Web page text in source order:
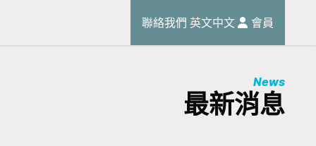
聯絡我們 英文中文 會員
News
最新消息